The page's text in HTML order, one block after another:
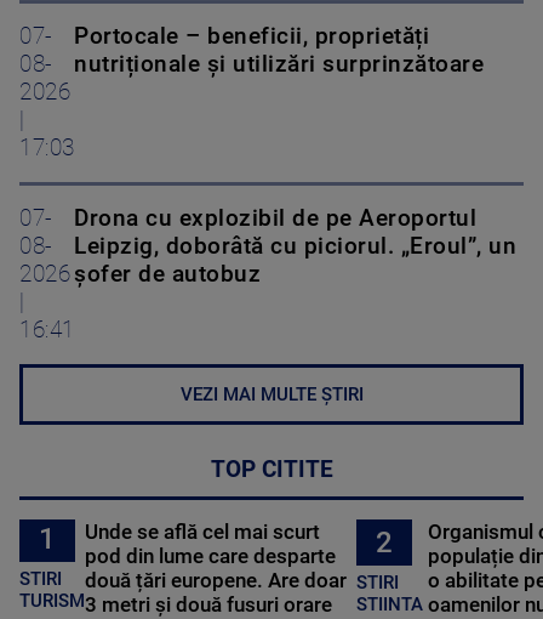
07-
08-
2026
17:03
Portocale – beneficii, proprietăți
nutriționale și utilizări surprinzătoare
07-
08-
2026
16:41
Drona cu explozibil de pe Aeroportul
Leipzig, doborâtă cu piciorul. „Eroul”, un
șofer de autobuz
VEZI MAI MULTE ȘTIRI
TOP CITITE
1
STIRI
TURISM
Unde se află cel mai scurt
pod din lume care desparte
două țări europene. Are doar
3 metri și două fusuri orare
2
STIRI
STIINTA
Organismul
populație
o abilitate
oamenilor